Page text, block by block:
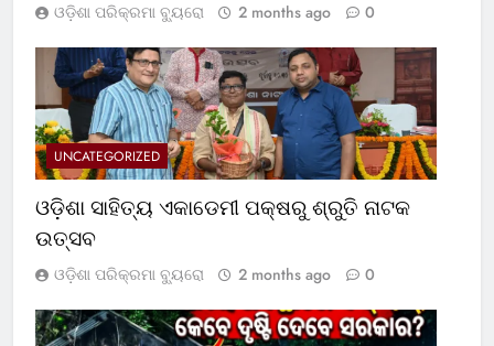
ଓଡ଼ିଶା ପରିକ୍ରମା ବ୍ୟୁରୋ 2 months ago 0
UNCATEGORIZED
ଓଡ଼ିଶା ସାହିତ୍ୟ ଏକାଡେମୀ ପକ୍ଷରୁ ଶ୍ରୁତି ନାଟକ
ଉତ୍ସବ
ଓଡ଼ିଶା ପରିକ୍ରମା ବ୍ୟୁରୋ 2 months ago 0